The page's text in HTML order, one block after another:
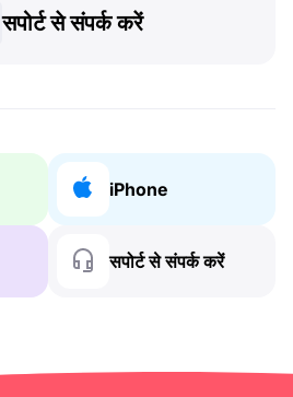
सपोर्ट से संपर्क करें
iPhone
सपोर्ट से संपर्क करें